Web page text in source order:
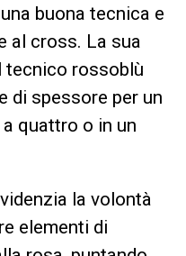
buona tecnica e
al cross. La sua
tecnico rossoblù
di spessore per un
quattro o in un
la volontà
elementi di